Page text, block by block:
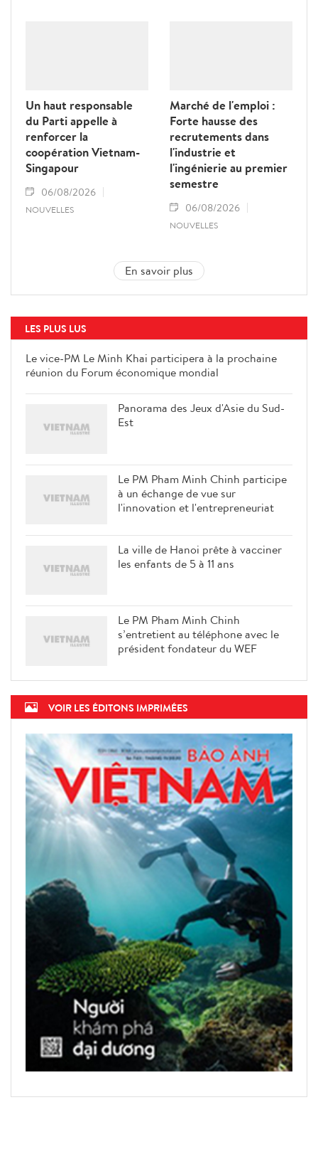
Un haut responsable
du Parti appelle à
renforcer la
coopération Vietnam-
Singapour
06/08/2026
NOUVELLES
Marché de l'emploi :
Forte hausse des
recrutements dans
l'industrie et
l'ingénierie au premier
semestre
06/08/2026
NOUVELLES
En savoir plus
LES PLUS LUS
Le vice-PM Le Minh Khai participera à la prochaine
réunion du Forum économique mondial
Panorama des Jeux d'Asie du Sud-
Est
Le PM Pham Minh Chinh participe
à un échange de vue sur
l'innovation et l'entrepreneuriat
La ville de Hanoi prête à vacciner
les enfants de 5 à 11 ans
Le PM Pham Minh Chinh
s’entretient au téléphone avec le
président fondateur du WEF
VOIR LES ÉDITONS IMPRIMÉES